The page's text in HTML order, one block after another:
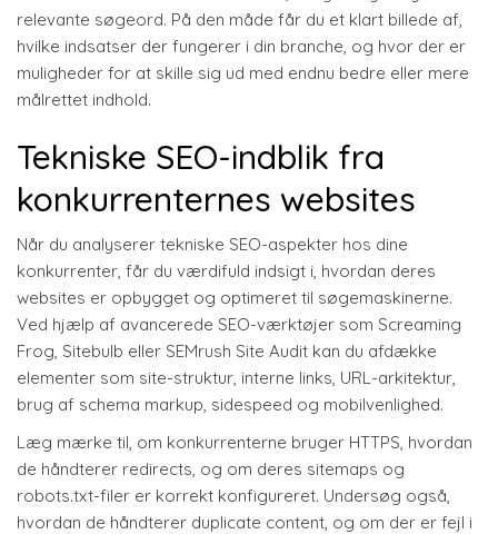
relevante søgeord. På den måde får du et klart billede af,
hvilke indsatser der fungerer i din branche, og hvor der er
muligheder for at skille sig ud med endnu bedre eller mere
målrettet indhold.
Tekniske SEO-indblik fra
konkurrenternes websites
Når du analyserer tekniske SEO-aspekter hos dine
konkurrenter, får du værdifuld indsigt i, hvordan deres
websites er opbygget og optimeret til søgemaskinerne.
Ved hjælp af avancerede SEO-værktøjer som Screaming
Frog, Sitebulb eller SEMrush Site Audit kan du afdække
elementer som site-struktur, interne links, URL-arkitektur,
brug af schema markup, sidespeed og mobilvenlighed.
Læg mærke til, om konkurrenterne bruger HTTPS, hvordan
de håndterer redirects, og om deres sitemaps og
robots.txt-filer er korrekt konfigureret. Undersøg også,
hvordan de håndterer duplicate content, og om der er fejl i